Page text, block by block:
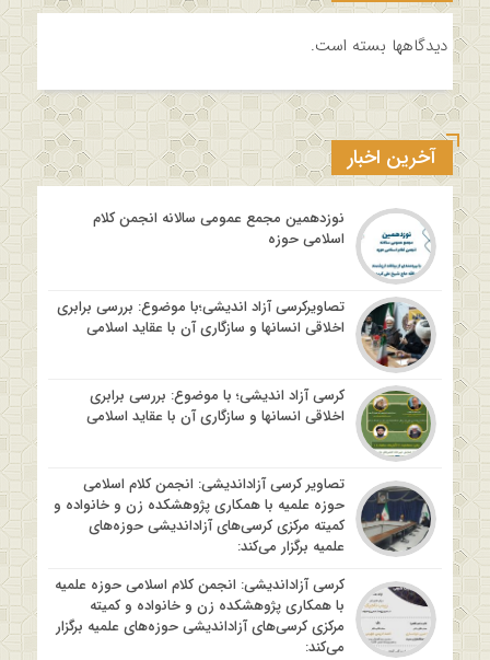
دیدگاهها بسته است.
آخرین اخبار
نوزدهمین مجمع عمومی سالانه انجمن کلام
اسلامی حوزه
تصاویرکرسی آزاد اندیشی؛با موضوع: بررسی برابری
اخلاقی انسانها و سازگاری آن با عقاید اسلامی
کرسی آزاد اندیشی؛ با موضوع: بررسی برابری
اخلاقی انسانها و سازگاری آن با عقاید اسلامی
تصاویر کرسی آزاداندیشی: انجمن کلام اسلامی
حوزه علمیه با همکاری پژوهشکده زن و خانواده و
کمیته مرکزی کرسی‌های آزاداندیشی حوزه‌های
علمیه برگزار می‌کند:
کرسی آزاداندیشی: انجمن کلام اسلامی حوزه علمیه
با همکاری پژوهشکده زن و خانواده و کمیته
مرکزی کرسی‌های آزاداندیشی حوزه‌های علمیه برگزار
می‌کند: